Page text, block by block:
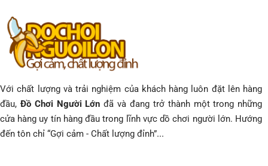
Với chất lượng và trải nghiệm của khách hàng luôn đặt lên hàng
đầu, Đồ Chơi Người Lớn đã và đang trở thành một trong những
cửa hàng uy tín hàng đầu trong lĩnh vực dồ chơi người lớn. Hướng
đến tôn chỉ “Gợi cảm - Chất lượng đỉnh”...